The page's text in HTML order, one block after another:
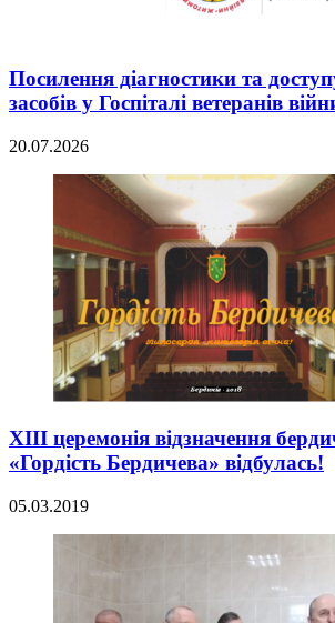
Посилення діагностики та
засобів у Госпіталі ветеранів
20.07.2026
XІІІ церемонія відзначення
«Гордість Бердичева» відбулась!
05.03.2019